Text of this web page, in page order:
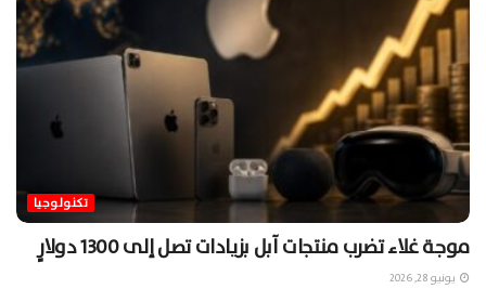
تكنولوجيا
موجة غلاء تضرب منتجات آبل بزيادات تصل إلى 1300 دولارٍ
يونيو 28, 2026